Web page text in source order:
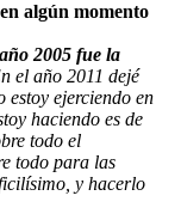
algún momento
2005 fue la
el año 2011 dejé
estoy ejerciendo en
haciendo es de
todo el
todo para las
y hacerlo